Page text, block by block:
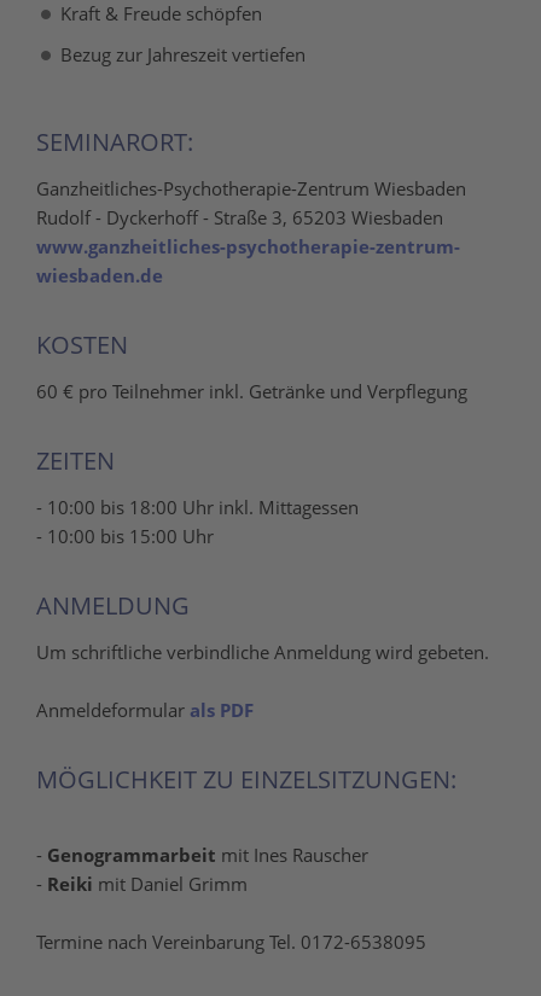
Kraft & Freude schöpfen
Bezug zur Jahreszeit vertiefen
SEMINARORT:
Ganzheitliches-Psychotherapie-Zentrum Wiesbaden
Rudolf - Dyckerhoff - Straße 3, 65203 Wiesbaden
www.ganzheitliches-psychotherapie-zentrum-
wiesbaden.de
KOSTEN
60 € pro Teilnehmer inkl. Getränke und Verpflegung
ZEITEN
- 10:00 bis 18:00 Uhr inkl. Mittagessen
- 10:00 bis 15:00 Uhr
ANMELDUNG
Um schriftliche verbindliche Anmeldung wird gebeten.
Anmeldeformular als PDF
MÖGLICHKEIT ZU EINZELSITZUNGEN:
- Genogrammarbeit mit Ines Rauscher
- Reiki mit Daniel Grimm
Termine nach Vereinbarung Tel. 0172-6538095